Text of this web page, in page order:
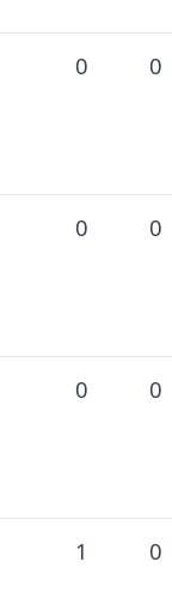
0 0
0 0
0 0
1 0